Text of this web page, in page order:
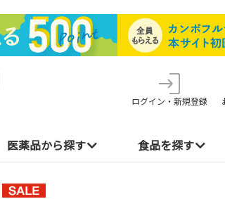
ログイン・新規登録
医薬品から探す 食品を探す